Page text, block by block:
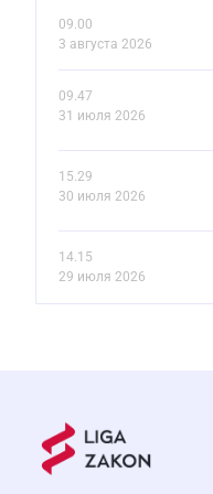
09.00
3 августа 2026
09.47
31 июля 2026
15.29
30 июля 2026
14.15
29 июля 2026